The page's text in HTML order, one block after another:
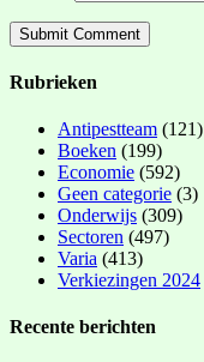
Rubrieken
Antipestteam (121)
Boeken (199)
Economie (592)
Geen categorie (3)
Onderwijs (309)
Sectoren (497)
Varia (413)
Verkiezingen 2024
Recente berichten